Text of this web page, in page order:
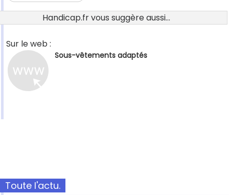
Handicap.fr vous suggère aussi...
Sur le web :
Sous-vêtements adaptés
Toute l'actu.